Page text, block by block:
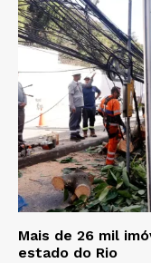
Mais de 26 mil
estado do Rio